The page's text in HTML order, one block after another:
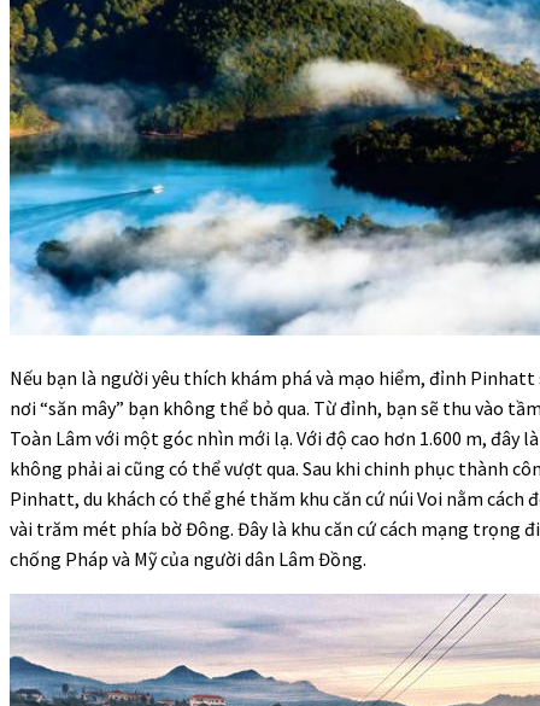
Nếu bạn là người yêu thích khám phá và mạo hiểm, đỉnh
nơi “săn mây” bạn không thể bỏ qua. Từ đỉnh, bạn sẽ thu vào
Toàn Lâm với một góc nhìn mới lạ. Với độ cao hơn 1.600 m, đây
không phải ai cũng có thể vượt qua. Sau khi chinh phục thành
Pinhatt, du khách có thể ghé thăm khu căn cứ núi Voi nằm cách
vài trăm mét phía bờ Đông. Đây là khu căn cứ cách mạng trọng
chống Pháp và Mỹ của người dân Lâm Đồng.